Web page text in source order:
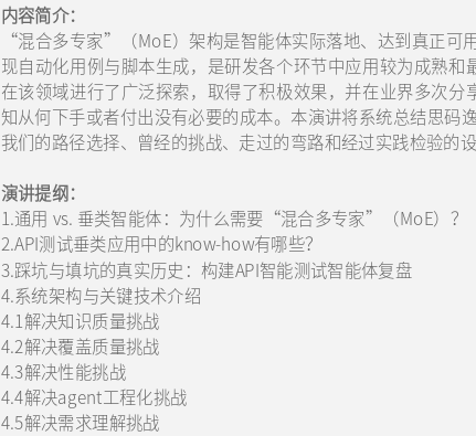
内容简介：
“混合多专家”（MoE）架构是智能体实际落地、达到真正可
现自动化用例与脚本生成，是研发各个环节中应用较为成熟
在该领域进行了广泛探索，取得了积极效果，并在业界多次
知从何下手或者付出没有必要的成本。本演讲将系统总结思码
我们的路径选择、曾经的挑战、走过的弯路和经过实践检验
演讲提纲：
1.通用 vs. 垂类智能体：为什么需要“混合多专家”（MoE）？
2.API测试垂类应用中的know-how有哪些？
3.踩坑与填坑的真实历史：构建API智能测试智能体复盘
4.系统架构与关键技术介绍
4.1解决知识质量挑战
4.2解决覆盖质量挑战
4.3解决性能挑战
4.4解决agent工程化挑战
4.5解决需求理解挑战